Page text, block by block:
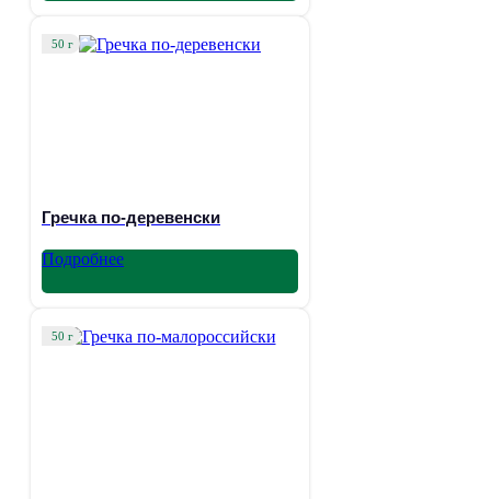
50 г
Гречка по-деревенски
Подробнее
50 г